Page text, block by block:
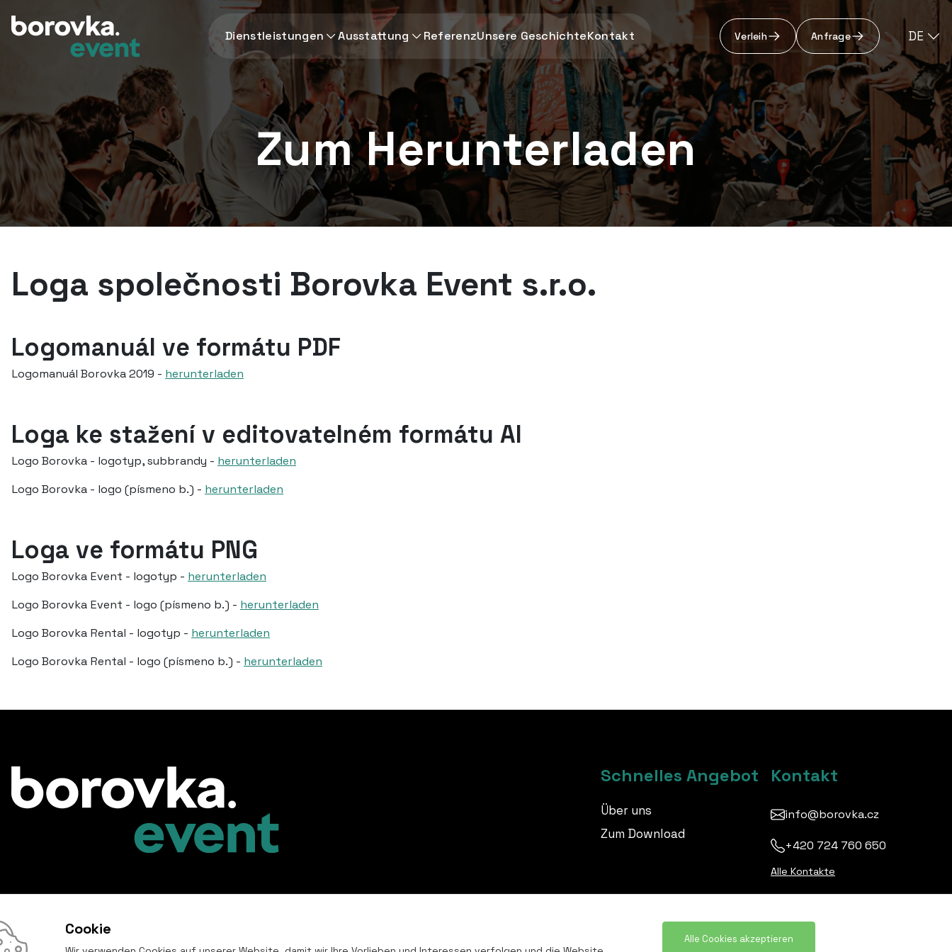
Dienstleistungen Ausstattung ReferenzUnsere GeschichteKontakt Verleih Anfrage DE
Zum Herunterladen
Loga společnosti Borovka Event s.r.o.
Logomanuál ve formátu PDF
Logomanuál Borovka 2019 - herunterladen
Loga ke stažení v editovatelném formátu AI
Logo Borovka - logotyp, subbrandy - herunterladen
Logo Borovka - logo (písmeno b.) - herunterladen
Loga ve formátu PNG
Logo Borovka Event - logotyp - herunterladen
Logo Borovka Event - logo (písmeno b.) - herunterladen
Logo Borovka Rental - logotyp - herunterladen
Logo Borovka Rental - logo (písmeno b.) - herunterladen
Schnelles Angebot
Über uns
Zum Download
Kontakt
info@borovka.cz
+420 724 760 650
Alle Kontakte
Cookie
Alle Cookies akzeptieren